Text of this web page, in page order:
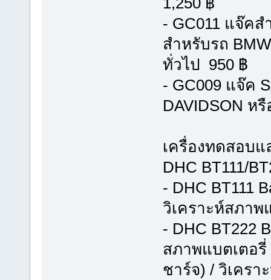
- GC011 แจ๊ค
สำหรับรถ
ทั่วไป 950 ฿
- GC009 แจ๊ค
DAVIDSON ห
เครื่องทดสอบ
DHC BT111/
- DHC BT111
วิเคราะห์สภาพ
- DHC BT222
สภาพแบตเตอรี่
ชาร์จ) / วิเคร